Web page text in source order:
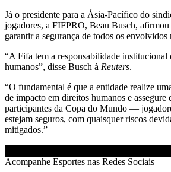
Já o presidente para a Ásia-Pacífico do
jogadores, a FIFPRO, Beau Busch,
garantir a segurança de todos os envolvidos
“A Fifa tem a responsabilidade institucional
humanos”, disse Busch à Reuters.
“O fundamental é que a entidade realize
de impacto em direitos humanos e assegure
participantes da Copa do Mundo —
estejam seguros, com quaisquer riscos
mitigados.”
Acompanhe Esportes nas Redes Sociais